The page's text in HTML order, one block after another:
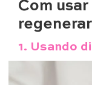
Com
1. Usando